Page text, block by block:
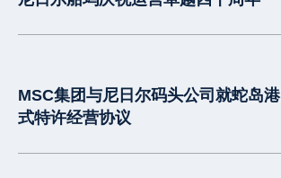
MSC集团与尼日尔码头公司就蛇岛
式特许经营协议